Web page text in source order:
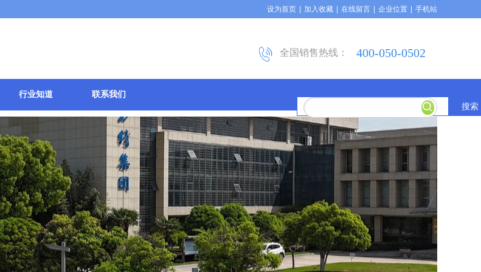
全国销售热线： 400-050-0502
搜索
设为首页 加入收藏 在线留言 企业位置 手机站
行业知道 联系我们